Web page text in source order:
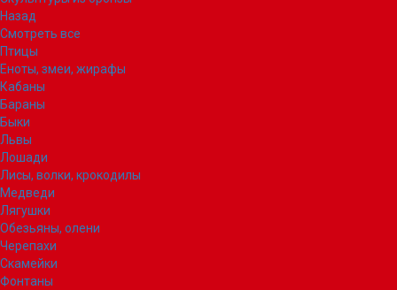
Назад
Смотреть все
Птицы
Еноты, змеи, жирафы
Кабаны
Бараны
Быки
Львы
Лошади
Лисы, волки, крокодилы
Медведи
Лягушки
Обезьяны, олени
Черепахи
Скамейки
Фонтаны